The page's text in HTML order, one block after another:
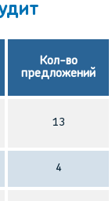
Кол-во
предложений
13
4